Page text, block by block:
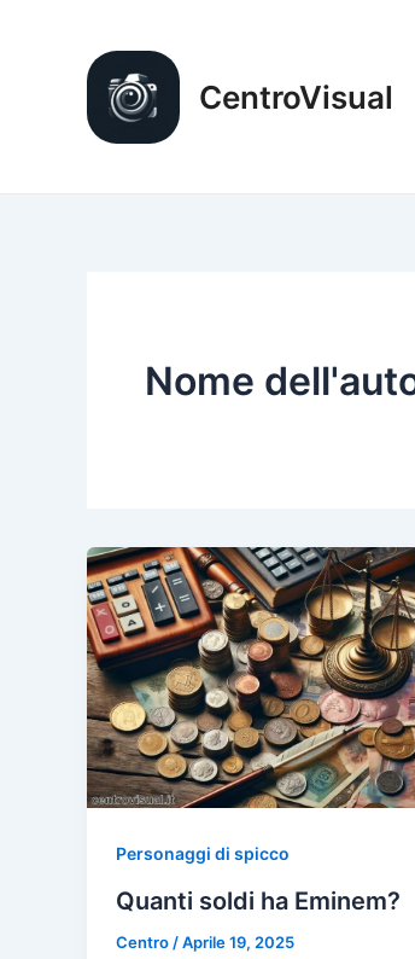
contenuto
CentroVisual
Nome
Personaggi di spicco
Quanti soldi ha Eminem?
Centro /Aprile 19, 2025